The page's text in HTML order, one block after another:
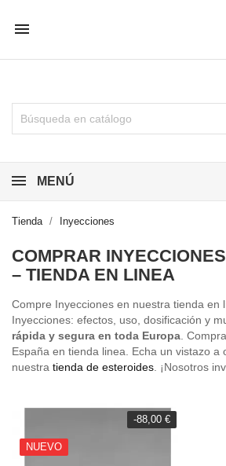

MENÚ
Tienda Inyecciones
COMPRAR
– TIENDA EN LINEA
Compre Inyecciones en nuestra tienda en
Inyecciones: efectos, uso, dosificación y
rápida y segura en toda Europa .
España en tienda linea. Echa un vistazo a
nuestra tienda de esteroides . ¡Nosotros
-88,00 €
NUEVO